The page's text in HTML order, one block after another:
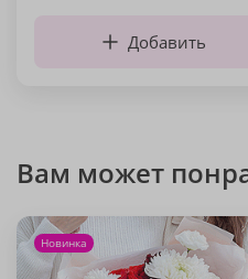
Добавить
Вам может
Новинка